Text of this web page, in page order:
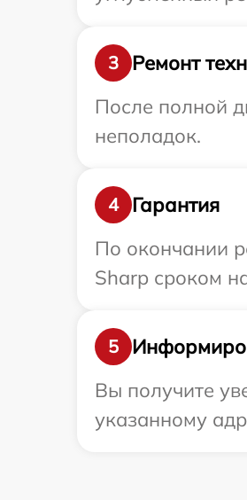
3
Ремонт
После полной
неполадок.
4
Гарантия
По окончании
Sharp сроком
5
Вы получите
указанному